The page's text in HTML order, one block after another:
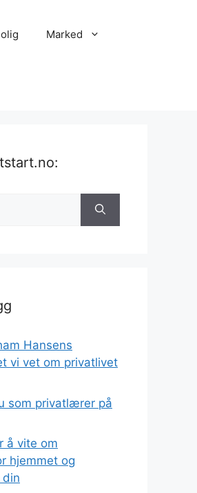
Marked
Hansens
vi vet om privatlivet
som privatlærer på
å vite om
hjemmet og
din